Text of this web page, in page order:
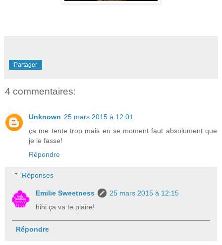
Partager
4 commentaires:
Unknown 25 mars 2015 à 12:01
ça me tente trop mais en se moment faut absolument que
je le fasse!
Répondre
Réponses
Emilie Sweetness
25 mars 2015 à 12:15
hihi ça va te plaire!
Répondre